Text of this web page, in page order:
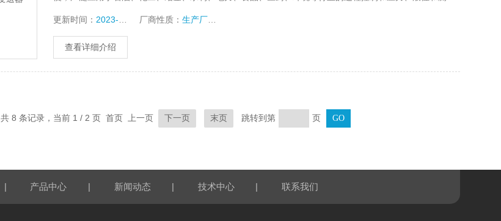
更新时间： 2023-10-13 厂商性质：生产厂家
查看详细介绍
共 8 条记录，当前 1 / 2 页 首页 上一页 下一页 末页 跳转到第 页
| 产品中心 | 新闻动态 | 技术中心 | 联系我们